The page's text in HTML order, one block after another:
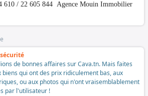
610 / 22 605 844 Agence Mouin Immobilier
de bonnes affaires sur Cava.tn. Mais faites
biens qui ont des prix ridiculement bas, aux
ou aux photos qui n'ont vraisemblablement
par l'utilisateur !